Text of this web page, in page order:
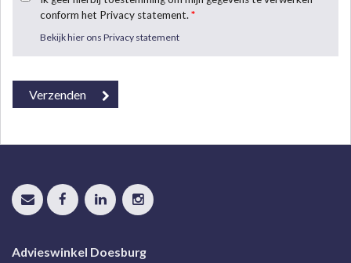
conform het Privacy statement.*
Bekijk hier ons Privacy statement
Advieswinkel Doesburg